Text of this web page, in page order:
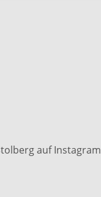
auf Instagram